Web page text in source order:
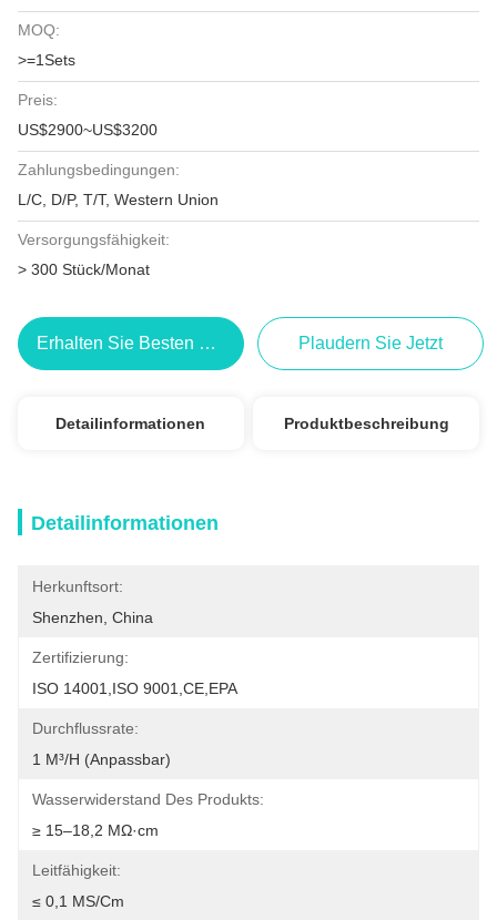
MOQ:
>=1Sets
Preis:
US$2900~US$3200
Zahlungsbedingungen:
L/C, D/P, T/T, Western Union
Versorgungsfähigkeit:
> 300 Stück/Monat
Erhalten Sie Besten Preis Plaudern Sie Jetzt
Detailinformationen Produktbeschreibung
Detailinformationen
Herkunftsort:
Shenzhen, China
Zertifizierung:
ISO 14001,ISO 9001,CE,EPA
Durchflussrate:
1 M³/h (Anpassbar)
Wasserwiderstand Des Produkts:
≥ 15–18,2 MΩ·cm
Leitfähigkeit:
≤ 0,1 ΜS/cm